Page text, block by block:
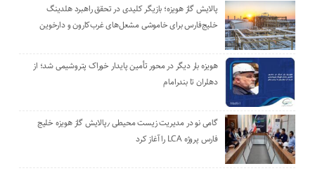
پالایش گاز هویزه؛ بازیگر کلیدی در تحقق راهبرد هلدینگ
خلیج‌فارس برای خاموشی مشعل‌های غرب‌کارون و دارخوین
هویزه بار دیگر در محور تأمین پایدار خوراک پتروشیمی شد؛ از
دهلران تا بندرامام
گامی نو در مدیریت زیست ‌محیطی ٫پالایش گاز هویزه خلیج
‌فارس پروژه LCA را آغاز کرد